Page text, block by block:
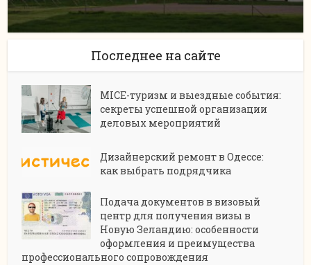
Последнее на сайте
MICE-туризм и выездные события:
секреты успешной организации
деловых мероприятий
Дизайнерский ремонт в Одессе:
как выбрать подрядчика
Подача документов в визовый
центр для получения визы в
Новую Зеландию: особенности
оформления и преимущества
профессионального сопровождения